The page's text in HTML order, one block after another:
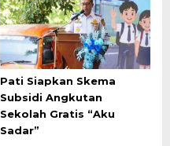
Pati Siapkan Skema
Subsidi Angkutan
Sekolah Gratis “Aku
Sadar”